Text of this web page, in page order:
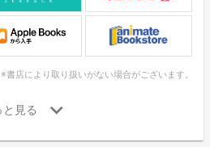
※書店により取り扱いがない場合がございます。